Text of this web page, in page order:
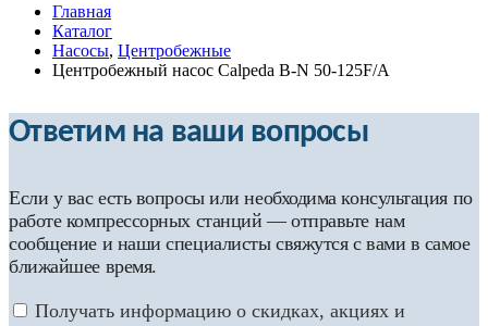
Главная
Каталог
Насосы, Центробежные
Центробежный насос Calpeda B-N 50-125F/A
Ответим на ваши вопросы
Если у вас есть вопросы или необходима консультация по
работе компрессорных станций — отправьте нам
сообщение и наши специалисты свяжутся с вами в самое
ближайшее время.
Получать информацию о скидках, акциях и